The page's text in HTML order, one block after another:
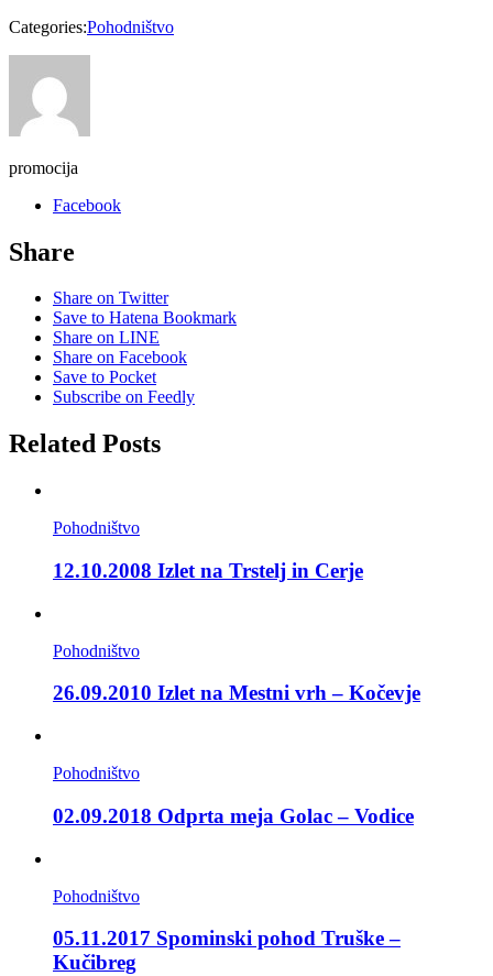
Categories:Pohodništvo
promocija
Facebook
Share
Share on Twitter
Save to Hatena Bookmark
Share on LINE
Share on Facebook
Save to Pocket
Subscribe on Feedly
Related Posts
Pohodništvo
12.10.2008 Izlet na Trstelj in Cerje
Pohodništvo
26.09.2010 Izlet na Mestni vrh – Kočevje
Pohodništvo
02.09.2018 Odprta meja Golac – Vodice
Pohodništvo
05.11.2017 Spominski pohod Truške –
Kučibreg